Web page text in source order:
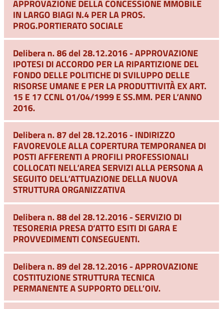
APPROVAZIONE DELLA CONCESSIONE MMOBILE
IN LARGO BIAGI N.4 PER LA PROS.
PROG.PORTIERATO SOCIALE
Delibera n. 86 del 28.12.2016 - APPROVAZIONE
IPOTESI DI ACCORDO PER LA RIPARTIZIONE DEL
FONDO DELLE POLITICHE DI SVILUPPO DELLE
RISORSE UMANE E PER LA PRODUTTIVITÀ EX ART.
15 E 17 CCNL 01/04/1999 E SS.MM. PER L’ANNO
2016.
Delibera n. 87 del 28.12.2016 - INDIRIZZO
FAVOREVOLE ALLA COPERTURA TEMPORANEA DI
POSTI AFFERENTI A PROFILI PROFESSIONALI
COLLOCATI NELL’AREA SERVIZI ALLA PERSONA A
SEGUITO DELL’ATTUAZIONE DELLA NUOVA
STRUTTURA ORGANIZZATIVA
Delibera n. 88 del 28.12.2016 - SERVIZIO DI
TESORERIA PRESA D’ATTO ESITI DI GARA E
PROVVEDIMENTI CONSEGUENTI.
Delibera n. 89 del 28.12.2016 - APPROVAZIONE
COSTITUZIONE STRUTTURA TECNICA
PERMANENTE A SUPPORTO DELL’OIV.